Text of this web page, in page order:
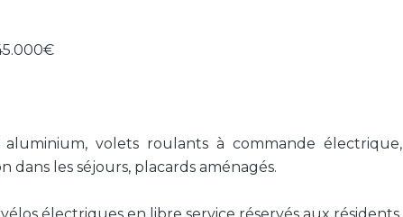
volets roulants à commande électrique,
dans les séjours, placards aménagés.